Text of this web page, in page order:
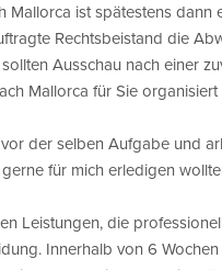
Mallorca ist spätestens
Rechtsbeistand die
Ausschau nach einer
Mallorca für Sie
der selben Aufgabe und
für mich erledigen
Leistungen, die
Innerhalb von 6